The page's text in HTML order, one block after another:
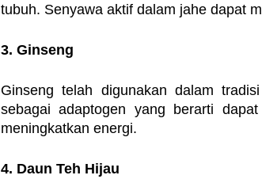
tubuh. Senyawa aktif dalam jahe dapat
3. Ginseng
Ginseng telah digunakan dalam
sebagai adaptogen yang berarti
meningkatkan energi.
4. Daun Teh Hijau